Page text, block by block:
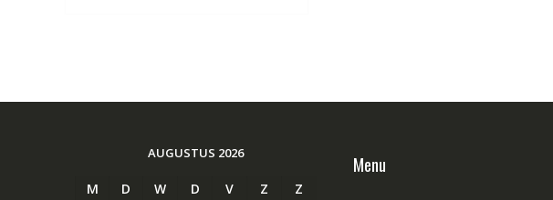
AUGUSTUS 2026
M D W D V Z
Z
Menu